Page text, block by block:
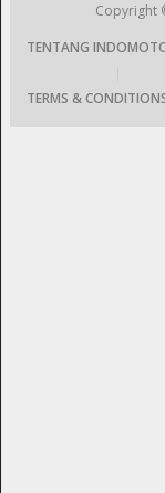
Copyright
TENTANG
TERMS &